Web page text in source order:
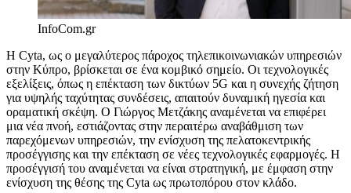
InfoCom.gr
Η Cyta, ως ο μεγαλύτερος πάροχος τηλεπικοινωνιακών υπηρεσιών
στην Κύπρο, βρίσκεται σε ένα κομβικό σημείο. Οι τεχνολογικές
εξελίξεις, όπως η επέκταση των δικτύων 5G και η συνεχής ζήτηση
για υψηλής ταχύτητας συνδέσεις, απαιτούν δυναμική ηγεσία και
οραματική σκέψη. Ο Γιώργος Μετζάκης αναμένεται να επιφέρει
μια νέα πνοή, εστιάζοντας στην περαιτέρω αναβάθμιση των
παρεχόμενων υπηρεσιών, την ενίσχυση της πελατοκεντρικής
προσέγγισης και την επέκταση σε νέες τεχνολογικές εφαρμογές. Η
προσέγγισή του αναμένεται να είναι στρατηγική, με έμφαση στην
ενίσχυση της θέσης της Cyta ως πρωτοπόρου στον κλάδο.